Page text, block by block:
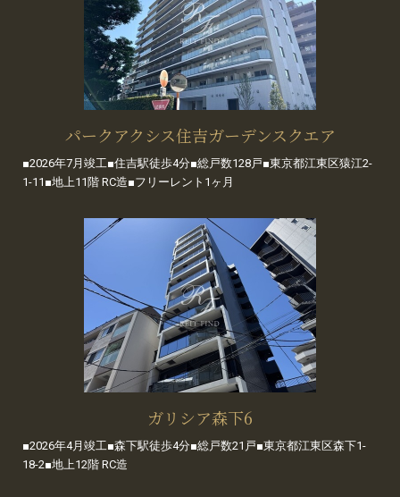
パークアクシス住吉ガーデンスクエア
■2026年7月竣工■住吉駅徒歩4分■総戸数128戸■東京都江東区猿江2-
1-11■地上11階 RC造■フリーレント1ヶ月
ガリシア森下6
■2026年4月竣工■森下駅徒歩4分■総戸数21戸■東京都江東区森下1-
18-2■地上12階 RC造